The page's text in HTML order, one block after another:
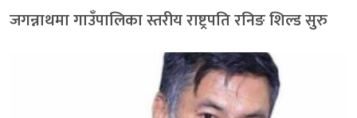
जगन्नाथमा गाउँपालिका स्तरीय राष्ट्रपति रनिङ शिल्ड सुरु